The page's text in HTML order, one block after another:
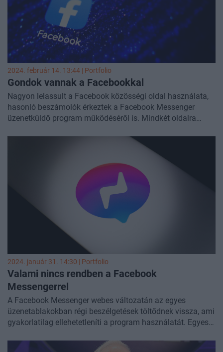
2024. február 14. 13:44 | Portfolio
Gondok vannak a Facebookkal
Nagyon lelassult a Facebook közösségi oldal használata,
hasonló beszámolók érkeztek a Facebook Messenger
üzenetküldő program működéséről is. Mindkét oldalra
2024. január 31. 14:30 | Portfolio
Valami nincs rendben a Facebook
Messengerrel
A Facebook Messenger webes változatán az egyes
üzenetablakokban régi beszélgetések töltődnek vissza, ami
gyakorlatilag ellehetetleníti a program használatát. Egyes
jelentkezett a hiba.